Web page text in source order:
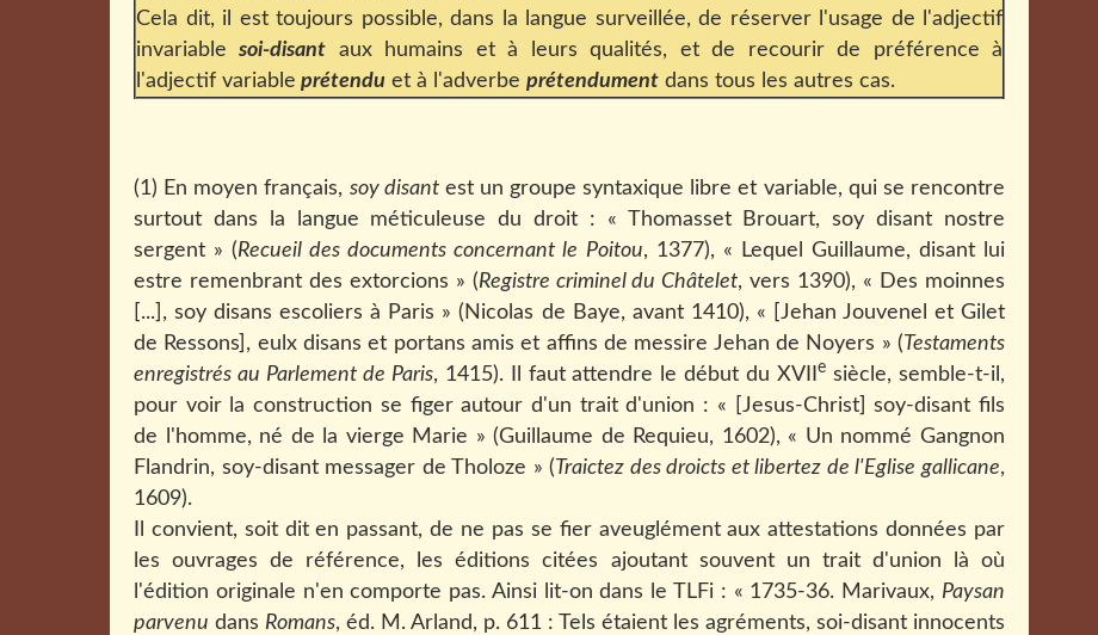
Cela dit, il est toujours possible, dans la langue surveillée, de réserver l'usage de l'adjectif
invariablesoi-disant aux humains et à leurs qualités, et de recourir de préférence à
l'adjectif variable prétendu et à l'adverbe prétendument dans tous les autres cas.
(1) En moyen français, soy disantest un groupe syntaxique libre et variable, qui se rencontre
surtout dans la langue méticuleuse du droit : « Thomasset Brouart, soy disant nostre
sergent » (Recueil des documents concernant le Poitou, 1377), « Lequel Guillaume, disant lui
estre remenbrant des extorcions » (Registre criminel du Châtelet, vers 1390), « Des moinnes
[...], soy disans escoliers à Paris » (Nicolas de Baye, avant 1410), « [Jehan Jouvenel et Gilet
de Ressons], eulx disans et portans amis et affins de messire Jehan de Noyers » (Testaments
enregistrés au Parlement de Paris, 1415). Il faut attendre le début du XVIIe siècle, semble-t-il,
pour voir la construction se figer autour d'un trait d'union : « [Jesus-Christ] soy-disant fils
de l'homme, né de la vierge Marie » (Guillaume de Requieu, 1602), « Un nommé Gangnon
Flandrin, soy-disant messager de Tholoze » (Traictez des droicts et libertez de l'Eglise gallicane,
1609).
Il convient, soit dit en passant, de ne pas se fier aveuglément aux attestations données par
les ouvrages de référence, les éditions citées ajoutant souvent un trait d'union là où
l'édition originale n'en comporte pas. Ainsi lit-on dans le TLFi : « 1735-36. Marivaux, Paysan
parvenu dans Romans, éd. M. Arland, p. 611 : Tels étaient les agréments, soi-disant innocents